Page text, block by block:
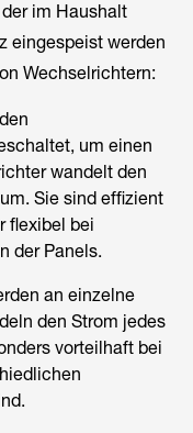
im Haushalt
eingespeist werden
Wechselrichtern:
um einen
wandelt den
Sie sind effizient
flexibel bei
der Panels.
an einzelne
den Strom jedes
vorteilhaft bei